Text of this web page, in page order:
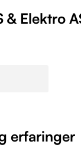
& Elektro
erfaringer